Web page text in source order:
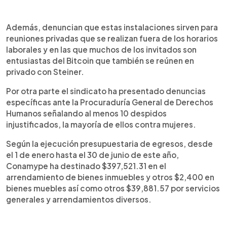
Además, denuncian que estas instalaciones sirven para
reuniones privadas que se realizan fuera de los horarios
laborales y en las que muchos de los invitados son
entusiastas del Bitcoin que también se reúnen en
privado con Steiner.
Por otra parte el sindicato ha presentado denuncias
específicas ante la Procuraduría General de Derechos
Humanos señalando al menos 10 despidos
injustificados, la mayoría de ellos contra mujeres.
Según la ejecución presupuestaria de egresos, desde
el 1 de enero hasta el 30 de junio de este año,
Conamype ha destinado $397,521.31 en el
arrendamiento de bienes inmuebles y otros $2,400 en
bienes muebles así como otros $39,881.57 por servicios
generales y arrendamientos diversos.